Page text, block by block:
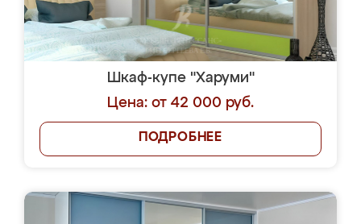
Шкаф-купе "Харуми"
Цена: от 42 000 руб.
ПОДРОБНЕЕ